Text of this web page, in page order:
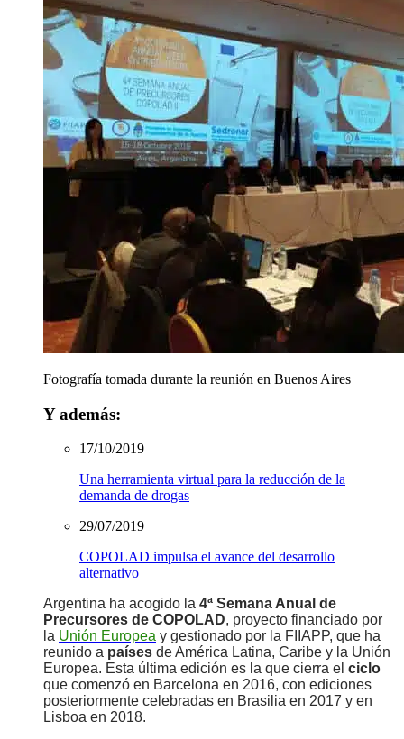
Fotografía tomada durante la reunión en Buenos Aires
Y además:
17/10/2019
Una herramienta virtual para la reducción de la
demanda de drogas
29/07/2019
COPOLAD impulsa el avance del desarrollo
alternativo
Argentina ha acogido la 4ª Semana Anual de
Precursores de COPOLAD, proyecto financiado por
la Unión Europea y gestionado por la FIIAPP, que ha
reunido a países de América Latina, Caribe y la Unión
Europea. Esta última edición es la que cierra el ciclo
que comenzó en Barcelona en 2016, con ediciones
posteriormente celebradas en Brasilia en 2017 y en
Lisboa en 2018.